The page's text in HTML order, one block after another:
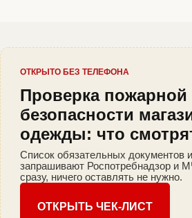
ОТКРЫТО БЕЗ ТЕЛЕФОНА
Проверка пожарной
безопасности
одежды: что
Список обязательных документов
запрашивают Роспотребнадзор и
сразу, ничего оставлять не нужно.
ОТКРЫТЬ ЧЕК-ЛИСТ